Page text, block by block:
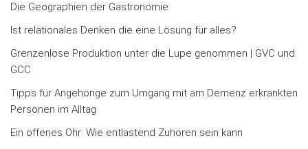
Die Geographien der Gastronomie
Ist relationales Denken die eine Lösung für alles?
Grenzenlose Produktion unter die Lupe genommen | GVC und
GCC
Tipps für Angehörige zum Umgang mit am Demenz erkrankten
Personen im Alltag
Ein offenes Ohr: Wie entlastend Zuhören sein kann